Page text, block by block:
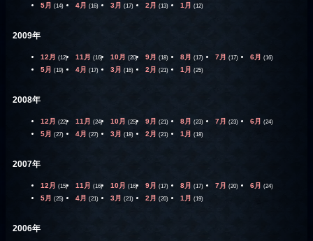
5月 (14) 4月 (16) 3月 (17) 2月 (13) 1月 (12)
2009年
12月 (12) 11月 (16) 10月 (20) 9月 (18) 8月 (17) 7月 (17) 6月 (16)
5月 (19) 4月 (17) 3月 (16) 2月 (21) 1月 (25)
2008年
12月 (22) 11月 (24) 10月 (25) 9月 (21) 8月 (23) 7月 (23) 6月 (24)
5月 (27) 4月 (27) 3月 (18) 2月 (21) 1月 (18)
2007年
12月 (15) 11月 (16) 10月 (16) 9月 (17) 8月 (17) 7月 (20) 6月 (24)
5月 (25) 4月 (21) 3月 (21) 2月 (20) 1月 (19)
2006年